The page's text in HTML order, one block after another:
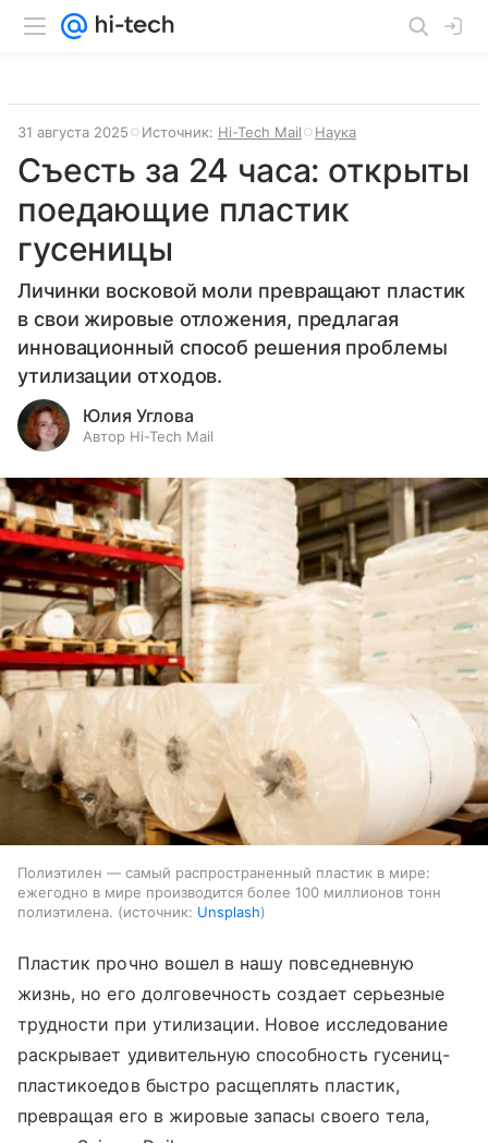
31 августа 2025 Источник: Hi-Tech Mail Наука
Съесть за 24 часа: открыты
поедающие пластик
гусеницы
Личинки восковой моли превращают пластик
в свои жировые отложения, предлагая
инновационный способ решения проблемы
утилизации отходов.
Юлия Углова
Автор Hi-Tech Mail
Полиэтилен — самый распространенный пластик в мире:
ежегодно в мире производится более 100 миллионов тонн
полиэтилена.
источник: Unsplash
Пластик прочно вошел в нашу повседневную
жизнь, но его долговечность создает серьезные
трудности при утилизации. Новое исследование
раскрывает удивительную способность гусениц-
пластикоедов быстро расщеплять пластик,
превращая его в жировые запасы своего тела,